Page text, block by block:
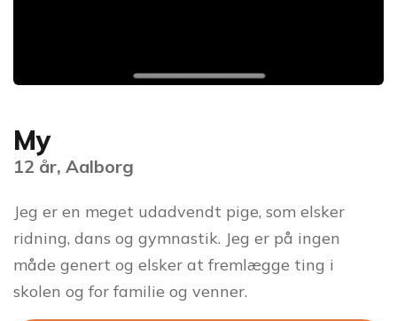
My
12 år, Aalborg
Jeg er en meget udadvendt pige, som elsker
ridning, dans og gymnastik. Jeg er på ingen
måde genert og elsker at fremlægge ting i
skolen og for familie og venner.